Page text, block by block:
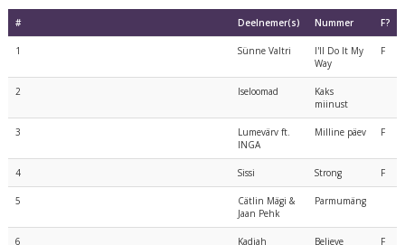
# Deelnemer(s) Nummer F?
1 Sünne Valtri
I'll Do It My
Way
F
2 Iseloomad
Kaks
miinust
3
Lumevärv ft.
INGA
Milline päev F
4 Sissi Strong F
5
Cätlin Mägi &
Jaan Pehk
Parmumäng
6 Kadiah Believe F